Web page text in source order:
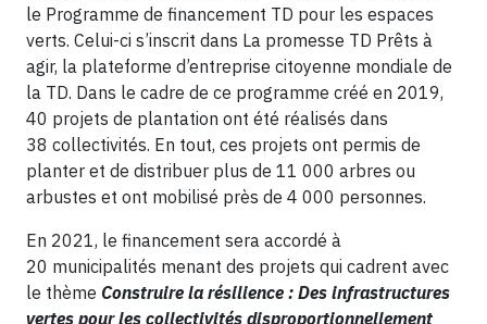
le Programme de financement TD pour les espaces
verts. Celui-ci s’inscrit dans La promesse TD Prêts à
agir, la plateforme d’entreprise citoyenne mondiale de
la TD. Dans le cadre de ce programme créé en 2019,
40 projets de plantation ont été réalisés dans
38 collectivités. En tout, ces projets ont permis de
planter et de distribuer plus de 11 000 arbres ou
arbustes et ont mobilisé près de 4 000 personnes.
En 2021, le financement sera accordé à
20 municipalités menant des projets qui cadrent avec
le thème Construire la résilience : Des infrastructures
vertes pour les collectivités disproportionnellement